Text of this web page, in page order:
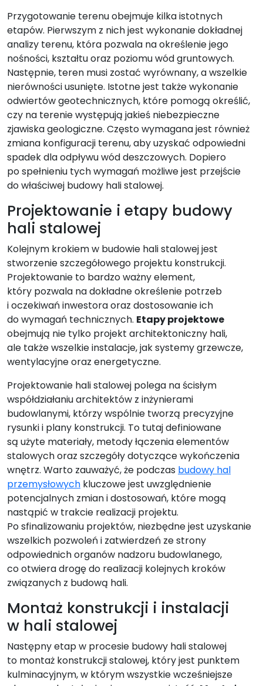
Przygotowanie terenu obejmuje kilka istotnych
etapów. Pierwszym z nich jest wykonanie dokładnej
analizy terenu, która pozwala na określenie jego
nośności, kształtu oraz poziomu wód gruntowych.
Następnie, teren musi zostać wyrównany, a wszelkie
nierówności usunięte. Istotne jest także wykonanie
odwiertów geotechnicznych, które pomogą określić,
czy na terenie występują jakieś niebezpieczne
zjawiska geologiczne. Często wymagana jest również
zmiana konfiguracji terenu, aby uzyskać odpowiedni
spadek dla odpływu wód deszczowych. Dopiero
po spełnieniu tych wymagań możliwe jest przejście
do właściwej budowy hali stalowej.
Projektowanie i etapy budowy
hali stalowej
Kolejnym krokiem w budowie hali stalowej jest
stworzenie szczegółowego projektu konstrukcji.
Projektowanie to bardzo ważny element,
który pozwala na dokładne określenie potrzeb
i oczekiwań inwestora oraz dostosowanie ich
do wymagań technicznych. Etapy projektowe
obejmują nie tylko projekt architektoniczny hali,
ale także wszelkie instalacje, jak systemy grzewcze,
wentylacyjne oraz energetyczne.
Projektowanie hali stalowej polega na ścisłym
współdziałaniu architektów z inżynierami
budowlanymi, którzy wspólnie tworzą precyzyjne
rysunki i plany konstrukcji. To tutaj definiowane
są użyte materiały, metody łączenia elementów
stalowych oraz szczegóły dotyczące wykończenia
wnętrz. Warto zauważyć, że podczas budowy hal
przemysłowych kluczowe jest uwzględnienie
potencjalnych zmian i dostosowań, które mogą
nastąpić w trakcie realizacji projektu.
Po sfinalizowaniu projektów, niezbędne jest uzyskanie
wszelkich pozwoleń i zatwierdzeń ze strony
odpowiednich organów nadzoru budowlanego,
co otwiera drogę do realizacji kolejnych kroków
związanych z budową hali.
Montaż konstrukcji i instalacji
w hali stalowej
Następny etap w procesie budowy hali stalowej
to montaż konstrukcji stalowej, który jest punktem
kulminacyjnym, w którym wszystkie wcześniejsze